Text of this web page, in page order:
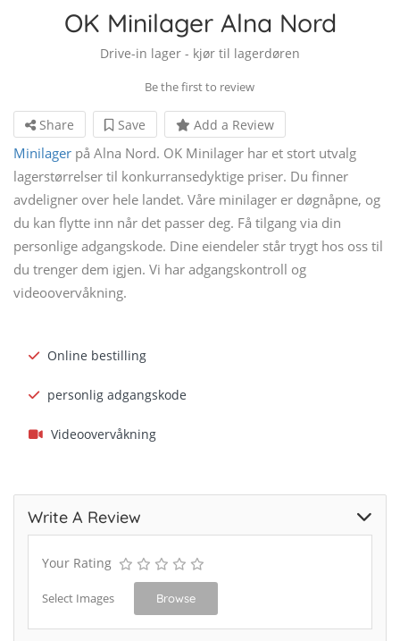
OK Minilager Alna Nord
Drive-in lager - kjør til lagerdøren
Be the first to review
Share Save Add a Review
Minilager på Alna Nord. OK Minilager har et stort utvalg
lagerstørrelser til konkurransedyktige priser. Du finner
avdeligner over hele landet. Våre minilager er døgnåpne, og
du kan flytte inn når det passer deg. Få tilgang via din
personlige adgangskode. Dine eiendeler står trygt hos oss til
du trenger dem igjen. Vi har adgangskontroll og
videoovervåkning.
Online bestilling
personlig adgangskode
Videoovervåkning
Write A Review
Your Rating
Select Images Browse